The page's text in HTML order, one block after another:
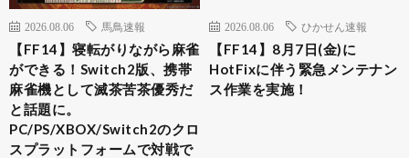
2026.08.06 馬鳥速報
【FF14】寝転がりながら麻雀
ができる！Switch2版、携帯
麻雀機として滅茶苦茶優秀だ
と話題に。
PC/PS/XBOX/Switch2のクロ
スプラットフォームで対戦で
2026.08.06 ひかせん速報
【FF14】8月7日(金)に
HotFixに伴う緊急メンテナン
ス作業を実施！